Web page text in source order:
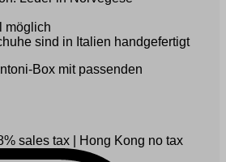
möglich
sind in Italien handgefertigt
Box mit passenden
sales tax Hong Kong no tax